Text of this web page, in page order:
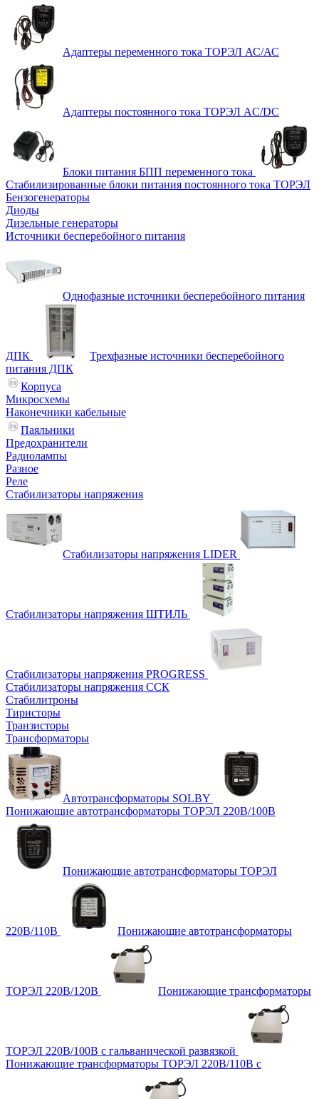
Адаптеры переменного тока ТОРЭЛ АС/АС
Адаптеры постоянного тока ТОРЭЛ AC/DC
Блоки питания БПП переменного тока
Стабилизированные блоки питания постоянного тока ТОРЭЛ
Бензогенераторы
Диоды
Дизельные генераторы
Источники бесперебойного питания
Однофазные источники бесперебойного питания
ДПК
Трехфазные источники бесперебойного
питания ДПК
Корпуса
Микросхемы
Наконечники кабельные
Паяльники
Предохранители
Радиолампы
Разное
Реле
Стабилизаторы напряжения
Стабилизаторы напряжения LIDER
Стабилизаторы напряжения ШТИЛЬ
Стабилизаторы напряжения PROGRESS
Стабилизаторы напряжения ССК
Стабилитроны
Тиристоры
Транзисторы
Трансформаторы
Автотрансформаторы SOLBY
Понижающие автотрансформаторы ТОРЭЛ 220В/100В
Понижающие автотрансформаторы ТОРЭЛ
220В/110В Понижающие автотрансформаторы
ТОРЭЛ 220В/120В Понижающие трансформаторы
ТОРЭЛ 220В/100В с гальванической развязкой
Понижающие трансформаторы ТОРЭЛ 220В/110В с